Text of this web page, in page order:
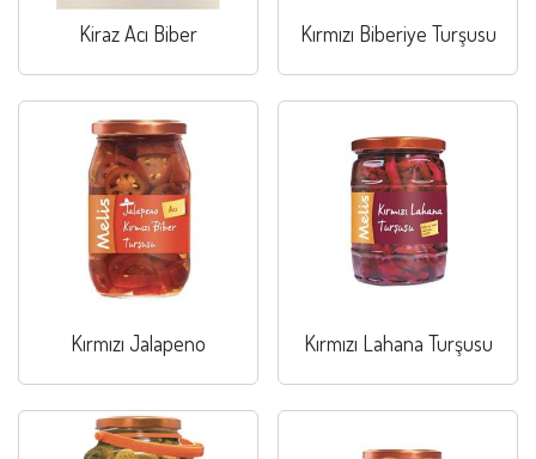
Kiraz Acı Biber Kırmızı Biberiye Turşusu
Kırmızı Jalapeno Kırmızı Lahana Turşusu